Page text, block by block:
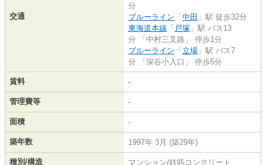
交通
分
ブルーライン 「 中田 」駅 徒歩32分
東海道本線 「 戸塚 」駅 バス13
分 「中村三叉路」 停歩1分
ブルーライン 「 立場 」駅 バス7
分 「深谷小入口」 停歩5分
賃料 -
管理費等 -
面積 -
築年数 1997年 3月 (築29年)
種別/構造 マンション/鉄筋コンクリート